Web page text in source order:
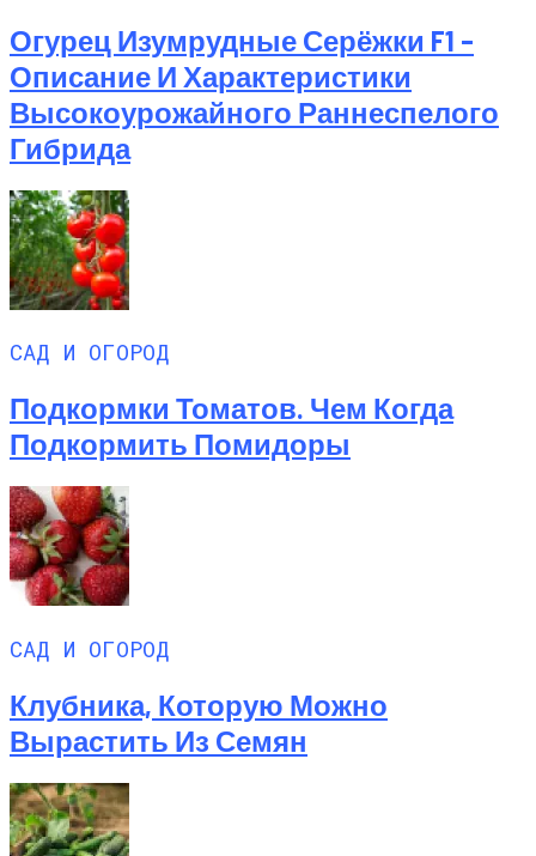
Огурец Изумрудные Серёжки F1 –
Описание И Характеристики
Высокоурожайного Раннеспелого
Гибрида
САД И ОГОРОД
Подкормки Томатов. Чем Когда
Подкормить Помидоры
САД И ОГОРОД
Клубника, Которую Можно
Вырастить Из Семян